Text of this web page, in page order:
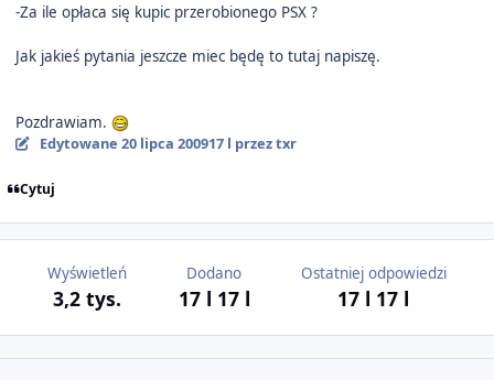
-Za ile opłaca się kupic przerobionego PSX ?
Jak jakieś pytania jeszcze miec będę to tutaj napiszę.
Pozdrawiam.
Edytowane 20 lipca 200917 l przez txr
Cytuj
Wyświetleń
3,2 tys.
Dodano
17 l 17 l
Ostatniej odpowiedzi
17 l 17 l